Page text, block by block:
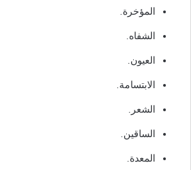
المؤخرة.
الشفاه.
العيون.
الابتسامة.
الشعر.
الساقين.
المعدة.